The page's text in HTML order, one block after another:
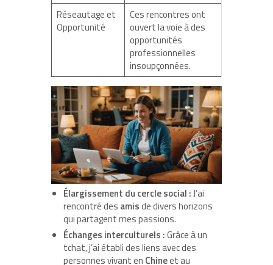
Réseautage et
Opportunité
Ces rencontres ont
ouvert la voie à des
opportunités
professionnelles
insoupçonnées.
Élargissement du cercle social :J’ai
rencontré des amisde divers horizons
qui partagent mes passions.
Échanges interculturels :Grâce à un
tchat, j’ai établi des liens avec des
personnes vivant en Chineet au